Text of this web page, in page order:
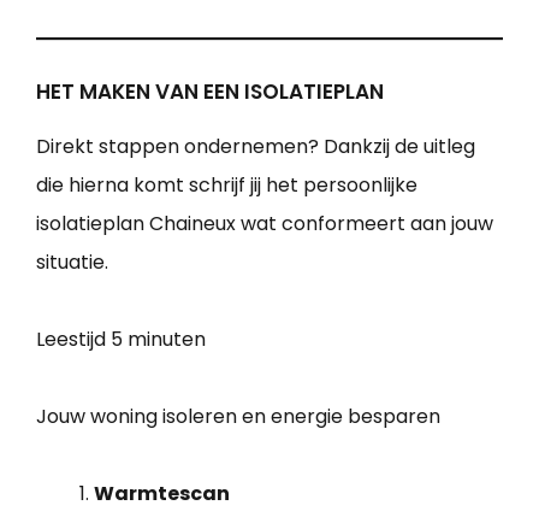
HET MAKEN VAN EEN ISOLATIEPLAN
Direkt stappen ondernemen? Dankzij de uitleg
die hierna komt schrijf jij het persoonlijke
isolatieplan Chaineux wat conformeert aan jouw
situatie.
Leestijd 5 minuten
Jouw woning isoleren en energie besparen
Warmtescan